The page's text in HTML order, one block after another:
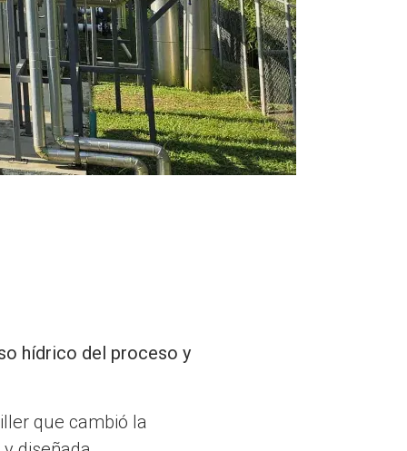
hídrico del proceso y
que cambió la